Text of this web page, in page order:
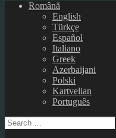
Română
English
Türkçe
Español
Italiano
Greek
Azerbaijani
Polski
Kartvelian
Português
Search
for: